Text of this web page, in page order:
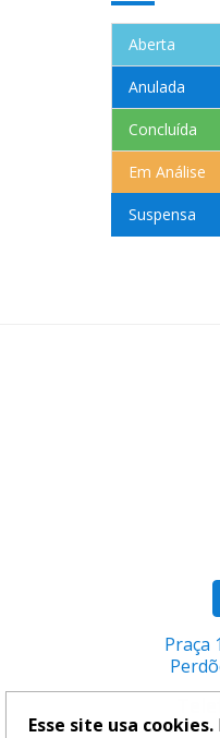
Aberta
Anulada
Concluída
Em Análise
Suspensa
Praça
Esse site usa cookies.